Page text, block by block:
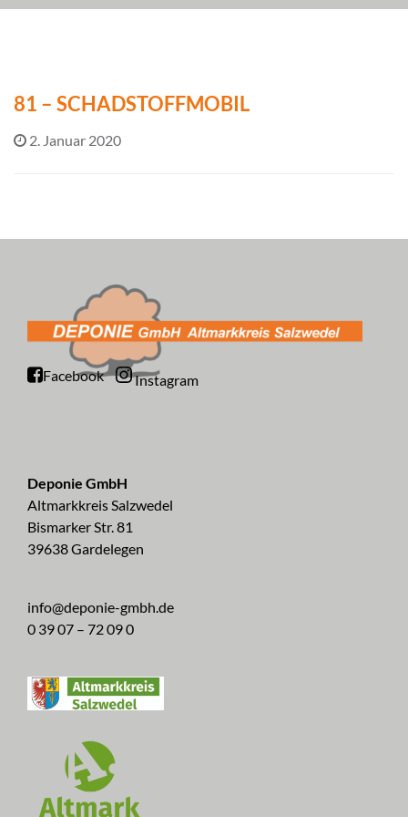
81 – SCHADSTOFFMOBIL
2. Januar 2020
Facebook Instagram
Deponie GmbH
Altmarkkreis Salzwedel
Bismarker Str. 81
39638 Gardelegen
info@deponie-gmbh.de
0 39 07 – 72 09 0